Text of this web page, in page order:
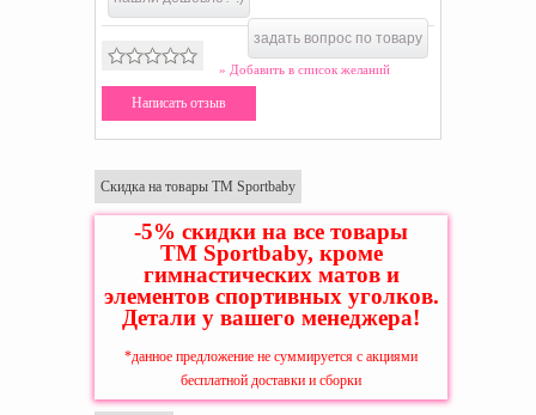
задать вопрос по товару
» Добавить в список желаний
Написать отзыв
Скидка на товары ТМ Sportbaby
-5% скидки на все товары
ТМ Sportbaby, кроме
гимнастических матов и
элементов спортивных уголков.
Детали у вашего менеджера!
*данное предложение не суммируется с акциями
бесплатной доставки и сборки